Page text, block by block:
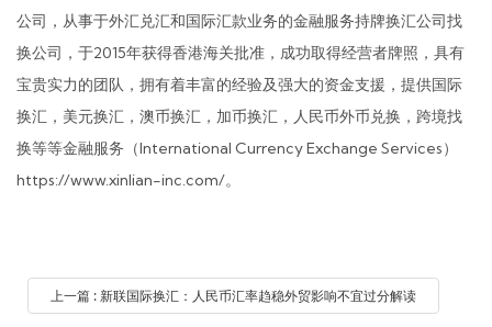
公司，从事于外汇兑汇和国际汇款业务的金融服务持牌换汇公司找
换公司，于2015年获得香港海关批准，成功取得经营者牌照，具有
宝贵实力的团队，拥有着丰富的经验及强大的资金支援，提供国际
换汇，美元换汇，澳币换汇，加币换汇，人民币外币兑换，跨境找
换等等金融服务（International Currency Exchange Services）
https://www.xinlian-inc.com/。
上一篇 : 新联国际换汇：人民币汇率趋稳外贸影响不宜过分解读